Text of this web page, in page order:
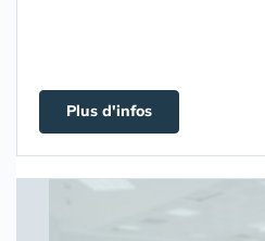
Plus d'infos